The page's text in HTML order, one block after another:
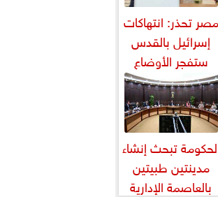
مصر تحذر: انتهاكات
إسرائيل بالقدس
ستفجر الأوضاع
بالمنطقة
تبحث إنشاء
مدينتين طبيتين
بالعاصمة الإدارية